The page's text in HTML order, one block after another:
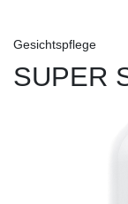
Gesichtspflege
SUPER